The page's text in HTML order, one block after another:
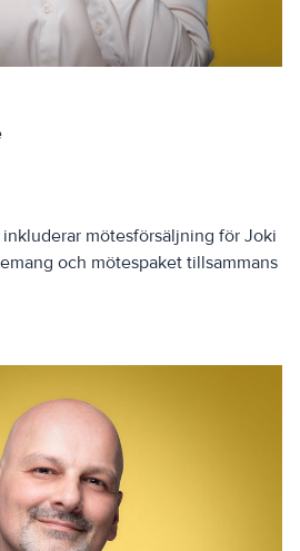
mötesförsäljning för Joki
och mötespaket tillsammans